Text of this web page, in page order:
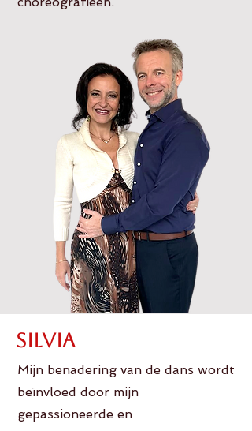
Silvia
Mijn benadering van de dans wordt
beïnvloed door mijn
gepassioneerde en